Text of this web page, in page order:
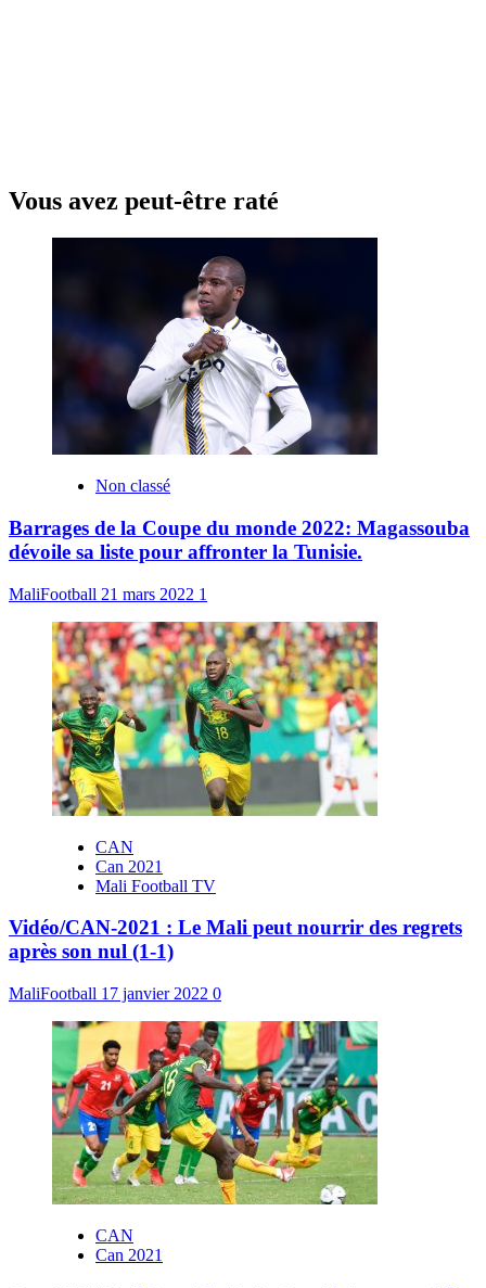
Vous avez peut-être raté
Non classé
Barrages de la Coupe du monde 2022: Magassouba
dévoile sa liste pour affronter la Tunisie.
MaliFootball 21 mars 2022 1
CAN
Can 2021
Mali Football TV
Vidéo/CAN-2021 : Le Mali peut nourrir des regrets
après son nul (1-1)
MaliFootball 17 janvier 2022 0
CAN
Can 2021